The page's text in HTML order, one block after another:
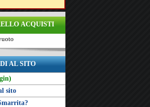
ACQUISTI
AL SITO
sito